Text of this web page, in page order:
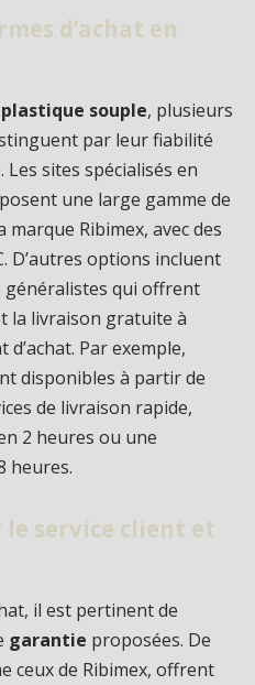
d’achat en
souple, plusieurs
par leur fiabilité
sites spécialisés en
une large gamme de
marque Ribimex, avec des
D’autres options incluent
généralistes qui offrent
la livraison gratuite à
Par exemple,
disponibles à partir de
de livraison rapide,
2 heures ou une
heures.
service client et
il est pertinent de
garantie proposées. De
ceux de Ribimex, offrent